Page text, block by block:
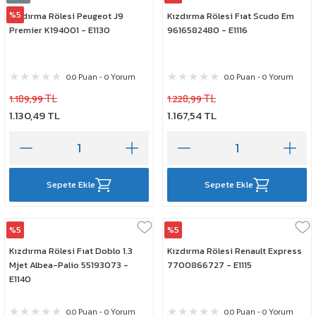
%5
Kızdırma Rölesi Peugeot J9
Premier K194001 - E1130
0.0 Puan - 0 Yorum
1.189,99 TL
1.130,49 TL
Sepete Ekle
Kızdırma Rölesi Fıat Scudo Em
9616582480 - E1116
0.0 Puan - 0 Yorum
1.228,99 TL
1.167,54 TL
Sepete Ekle
%5
Elta
Kızdırma Rölesi Fıat Doblo 1.3
Mjet Albea-Palio 55193073 -
E1140
0.0 Puan - 0 Yorum
%5
Elta
Kızdırma Rölesi Renault Express
7700866727 - E1115
0.0 Puan - 0 Yorum